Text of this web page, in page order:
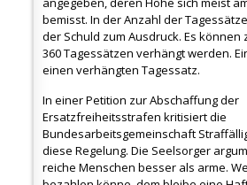
bemisst. In der Anzahl der
der Schuld zum Ausdruck. Es
360 Tagessätzen verhängt werden.
einen verhängten Tagessatz.
In einer Petition zur Abschaffung der
Ersatzfreiheitsstrafen kritisiert die
Bundesarbeitsgemeinschaft
diese Regelung. Die Seelsorger
reiche Menschen besser als arme.